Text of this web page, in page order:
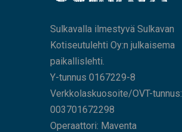
Sulkavalla ilmestyvä Sulkavan
Kotiseutulehti Oy:n julkaisema
paikallislehti.
Y-tunnus 0167229-8
Verkkolaskuosoite/OVT-tunnus:
003701672298
Operaattori: Maventa